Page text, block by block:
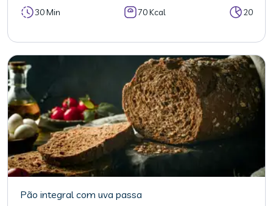
30 Min 70 Kcal 20
Pão integral com uva passa